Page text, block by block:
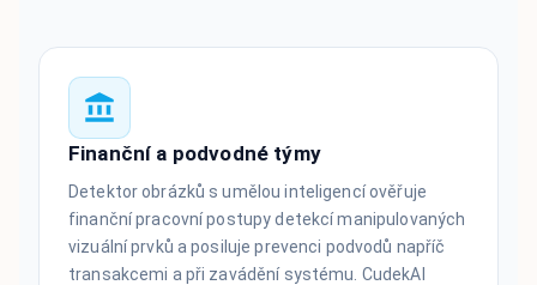
Finanční a podvodné týmy
Detektor obrázků s umělou inteligencí ověřuje
finanční pracovní postupy detekcí manipulovaných
vizuální prvků a posiluje prevenci podvodů napříč
transakcemi a při zavádění systému. CudekAI